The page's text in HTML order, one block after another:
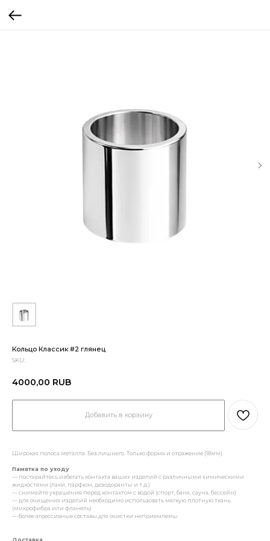
Кольцо Классик #2 глянец
SKU:
4000,00 RUB
Добавить в корзину
Широкая полоса металла. Без лишнего. Только форма и отражение (18мм).
Памятка по уходу
— постарайтесь избегать контакта ваших изделий с различными химическими
жидкостями (лаки, парфюм, дезодоранты и т.д.)
— снимайте украшения перед контактом с водой (спорт, баня, сауна, бассейн)
— для очищения изделий необходимо использовать мягкую плотную ткань
(микрофибра или фланель)
— более агрессивные составы для очистки неприемлемы
Доставка